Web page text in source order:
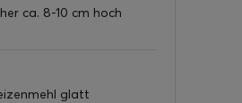
ca. 8-10 cm hoch
glatt